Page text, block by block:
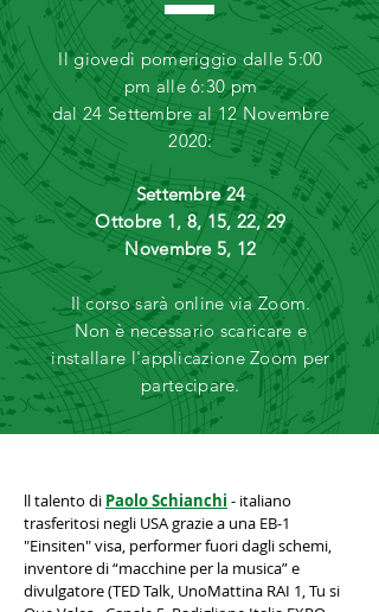
Il giovedì pomeriggio dalle 5:00
pm alle 6:30 pm
dal 24 Settembre al 12 Novembre
2020:
Settembre 24
Ottobre 1, 8, 15, 22, 29
Novembre 5, 12
Il corso sarà online via Zoom.
Non è necessario scaricare e
installare l'applicazione Zoom per
partecipare.
ll talento di Paolo Schianchi - italiano
trasferitosi negli USA grazie a una EB-1
"Einsiten" visa, performer fuori dagli schemi,
inventore di “macchine per la musica” e
divulgatore (TED Talk, UnoMattina RAI 1, Tu si